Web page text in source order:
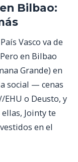
Bilbao:
Vasco va de
en Bilbao
Grande) en
social — cenas
EHU o Deusto, y
Jointy te
en el